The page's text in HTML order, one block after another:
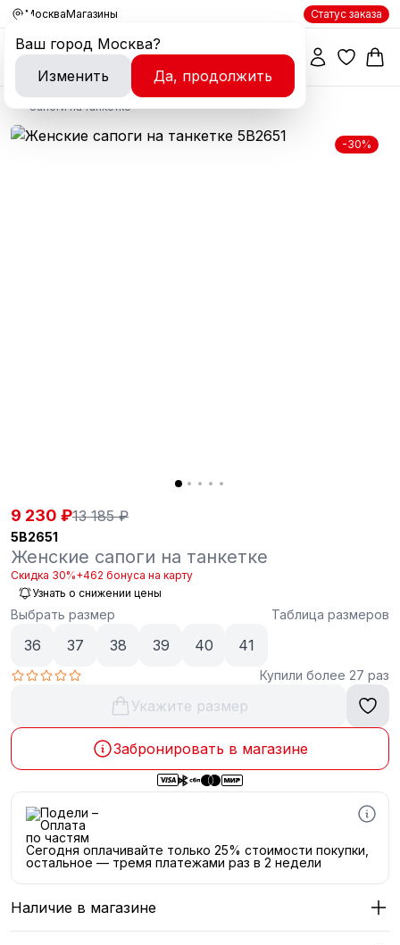
Москва
Ваш город Москва?
Изменить
Да, продолжить
Магазины Статус заказа
Сапоги на танкетке
-30%
9 230 ₽13 185 ₽
5B2651
Женские сапоги на танкетке
Скидка 30%+462 бонуса на карту
Узнать о снижении цены
Выбрать размер Таблица размеров
36 37 38 39 40 41
Купили более 27 раз
Укажите размер
Забронировать в магазине
Сегодня оплачивайте только 25% стоимости покупки,
остальное — тремя платежами раз в 2 недели
Наличие в магазине